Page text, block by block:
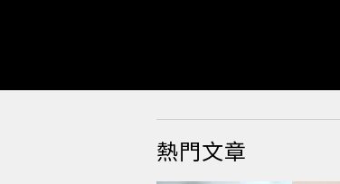
熱門文章